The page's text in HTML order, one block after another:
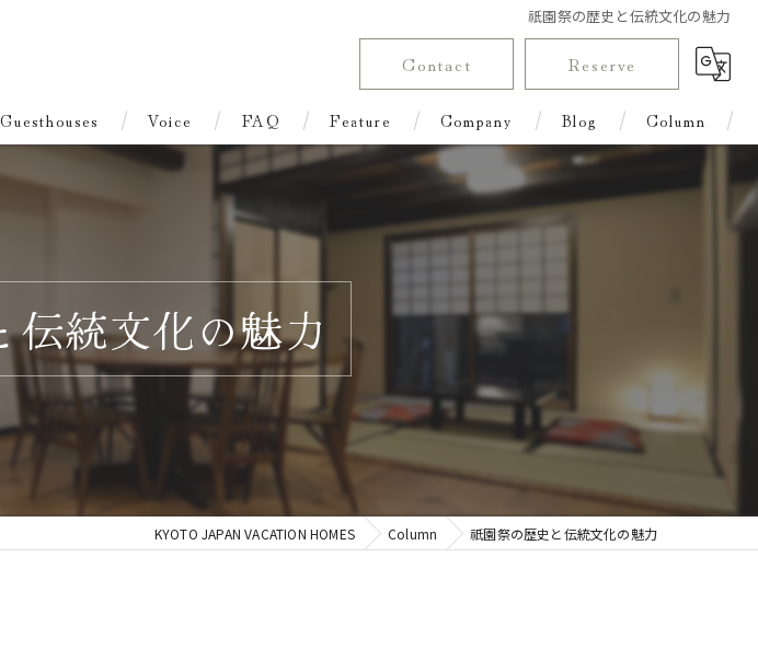
祇園祭の歴史と伝統文化の魅力
Contact Reserve
Guesthouses Voice FAQ Feature
Townhouse
Family
Company Blog Column
統文化の魅力
KYOTO JAPAN VACATION HOMES Column 祇園祭の歴史と伝統文化の魅力